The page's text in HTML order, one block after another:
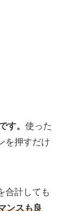
す。 使った
を押すだけ
合計しても
ンスも良